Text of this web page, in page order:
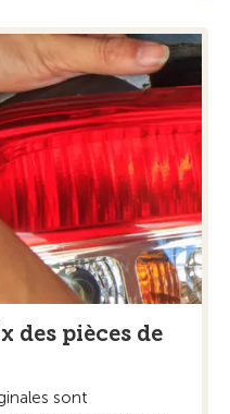
des pièces de
sont